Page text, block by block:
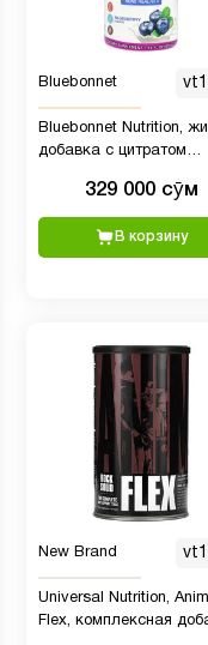
Bluebonnet
Bluebonnet Nutrition,
добавка с цитратом
витамином D3, вкус
голубики, 473 мл
329 000 сӯм
В корзину
New Brand
Universal Nutrition,
Flex, комплексная